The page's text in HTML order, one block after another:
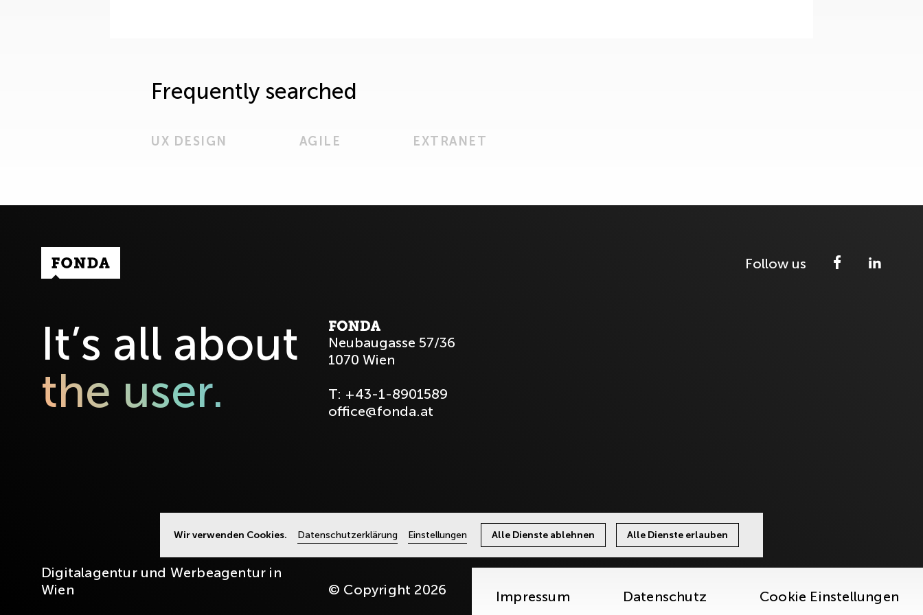
Frequently searched
UX DESIGN AGILE EXTRANET
Fonda Logo Follow us
It’s all about
the user.
Neubaugasse 57/36
1070 Wien
T: +43-1-8901589
office@fonda.at
Digitalagentur und Werbeagentur in
Wien
© Copyright 2026 Impressum Datenschutz Cookie Einstellungen
Wir verwenden Cookies. Datenschutzerklärung Einstellungen Alle Dienste ablehnen Alle Dienste erlauben